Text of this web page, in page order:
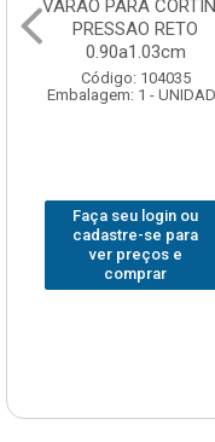
VARAO PARA
PRESSAO RETO
0.90a1.03cm
Código: 104035
Embalagem: 1 -
Faça seu login ou
cadastre-se para
ver preços e
comprar